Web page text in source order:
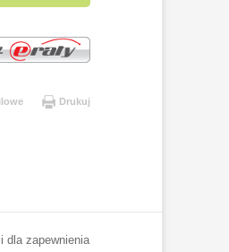
Drukuj
dla zapewnienia